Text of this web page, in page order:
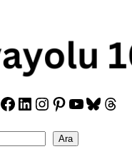
Facebook
LinkedIn
Instagram
Pinterest
YouTube
Ara